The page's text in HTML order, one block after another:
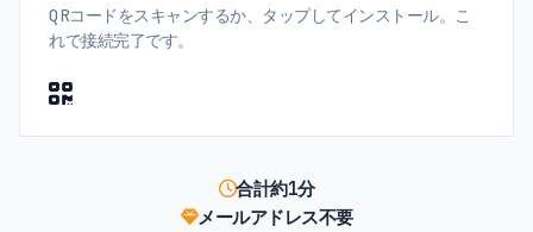
QRコードをスキャンするか、タップしてインストール。こ
れで接続完了です。
合計約1分
メールアドレス不要